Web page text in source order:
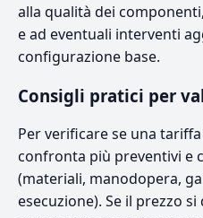
alla qualità dei
e ad eventuali interventi
configurazione base.
Consigli pratici per
Per verificare se una
confronta più preventivi e
(materiali, manodopera,
esecuzione). Se il prezzo